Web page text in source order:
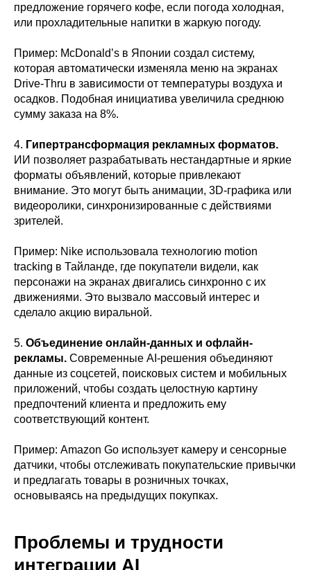
предложение горячего кофе, если погода холодная,
или прохладительные напитки в жаркую погоду.
Пример: McDonald’s в Японии создал систему,
которая автоматически изменяла меню на экранах
Drive-Thru в зависимости от температуры воздуха и
осадков. Подобная инициатива увеличила среднюю
сумму заказа на 8%.
4. Гипертрансформация рекламных форматов.
ИИ позволяет разрабатывать нестандартные и яркие
форматы объявлений, которые привлекают
внимание. Это могут быть анимации, 3D-графика или
видеоролики, синхронизированные с действиями
зрителей.
Пример: Nike использовала технологию motion
tracking в Тайланде, где покупатели видели, как
персонажи на экранах двигались синхронно с их
движениями. Это вызвало массовый интерес и
сделало акцию виральной.
5. Объединение онлайн-данных и офлайн-
рекламы. Современные AI-решения объединяют
данные из соцсетей, поисковых систем и мобильных
приложений, чтобы создать целостную картину
предпочтений клиента и предложить ему
соответствующий контент.
Пример: Amazon Go использует камеру и сенсорные
датчики, чтобы отслеживать покупательские привычки
и предлагать товары в розничных точках,
основываясь на предыдущих покупках.
Проблемы и трудности
интеграции AI